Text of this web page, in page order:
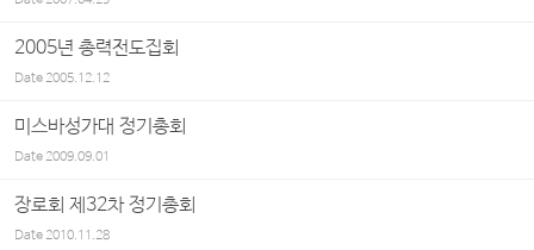
2005년 총력전도집회
Date2005.12.12
미스바성가대 정기총회
Date2009.09.01
장로회 제32차 정기총회
Date2010.11.28